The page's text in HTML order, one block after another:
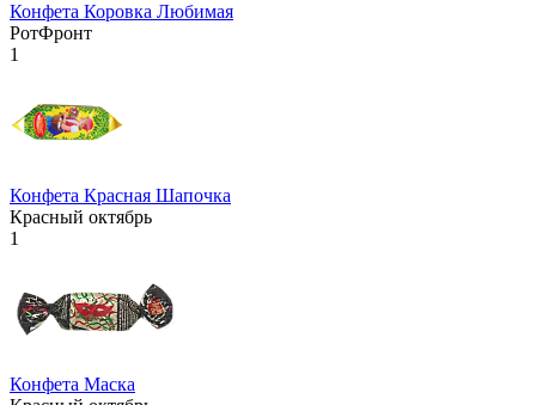
Конфета Коровка Любимая
РотФронт
1
Конфета Красная Шапочка
Красный октябрь
1
Конфета Маска